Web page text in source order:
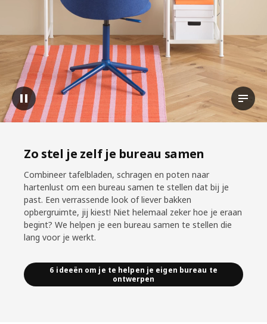
Video pauzeren
Zo stel je zelf je bureau samen
Combineer tafelbladen, schragen en poten naar
hartenlust om een bureau samen te stellen dat bij je
past. Een verrassende look of liever bakken
opbergruimte, jij kiest! Niet helemaal zeker hoe je eraan
begint? We helpen je een bureau samen te stellen die
lang voor je werkt.
6 ideeën om je te helpen je eigen bureau te
ontwerpen